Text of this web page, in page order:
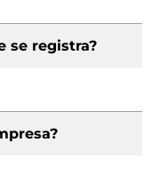
se registra?